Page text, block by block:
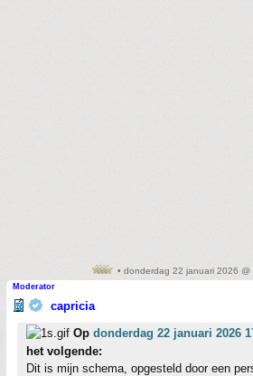
• donderdag 22 januari 2026 @
Moderator
capricia
Op donderdag 22 januari 2026
het volgende:
Dit is mijn schema, opgesteld door een